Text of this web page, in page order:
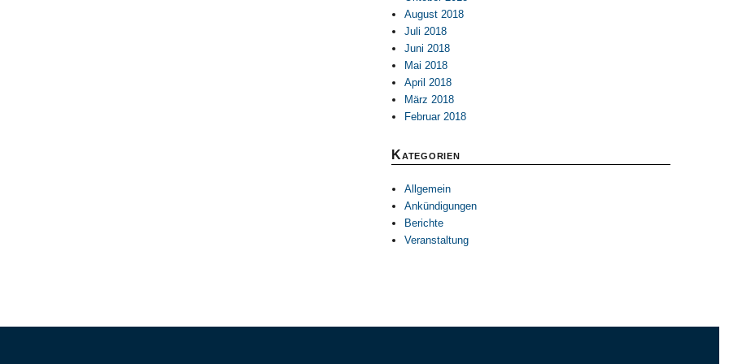
August 2018
Juli 2018
Juni 2018
Mai 2018
April 2018
März 2018
Februar 2018
Kategorien
Allgemein
Ankündigungen
Berichte
Veranstaltung